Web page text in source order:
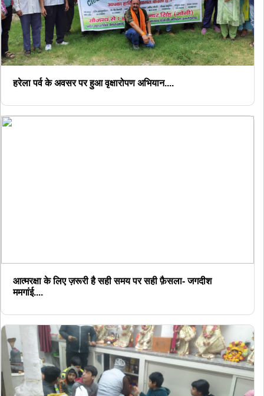
हरेला पर्व के अवसर पर हुआ वृक्षारोपण अभियान....
आत्मरक्षा के लिए ज़रूरी है सही समय पर सही फ़ैसला- जगदीश
ममगांई....